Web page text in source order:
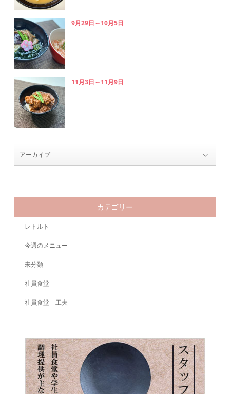
9月29日～10月5日
11月3日～11月9日
カテゴリー
レトルト
今週のメニュー
未分類
社員食堂
社員食堂 工夫